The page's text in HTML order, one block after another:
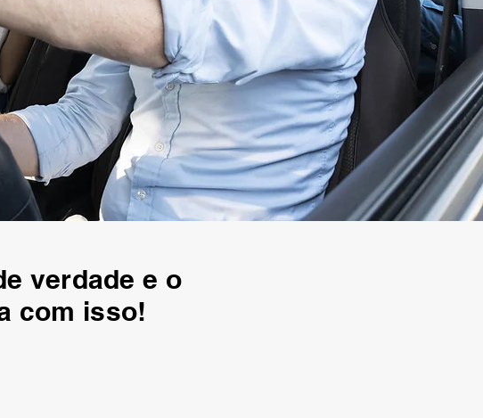
verdade e o
com isso!